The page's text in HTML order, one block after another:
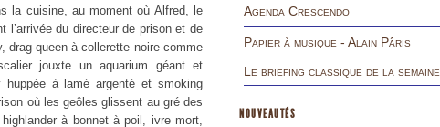
la cuisine, au moment où Alfred, le
l’arrivée du directeur de prison et de
queen à collerette noire comme
jouxte un aquarium géant et
à lamé argenté et smoking
où les geôles glissent au gré des
à bonnet à poil, ivre mort,
Agenda Crescendo
Papier à musique - Alain Pâris
Le briefing classique de la semaine
NOUVEAUTÉS